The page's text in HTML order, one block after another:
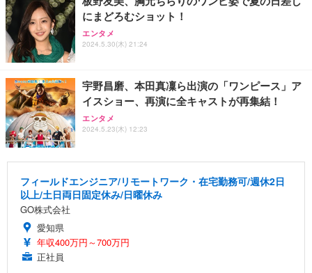
にまどろむショット！
エンタメ
2024.5.30(木) 21:24
宇野昌磨、本田真凜ら出演の「ワンピース」ア
イスショー、再演に全キャストが再集結！
エンタメ
2024.5.23(木) 12:23
フィールドエンジニア/リモートワーク・在宅勤務可/週休2日
以上/土日両日固定休み/日曜休み
GO株式会社
愛知県
年収400万円～700万円
正社員